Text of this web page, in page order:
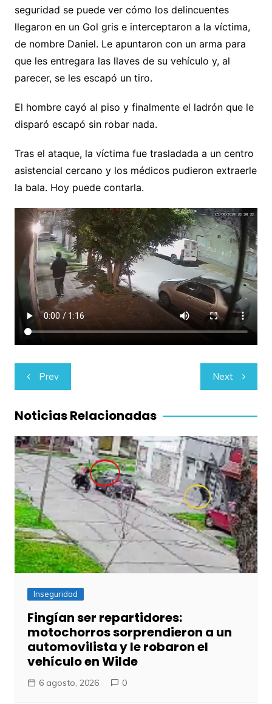
seguridad se puede ver cómo los delincuentes
llegaron en un Gol gris e interceptaron a la víctima,
de nombre Daniel. Le apuntaron con un arma para
que les entregara las llaves de su vehículo y, al
parecer, se les escapó un tiro.
El hombre cayó al piso y finalmente el ladrón que le
disparó escapó sin robar nada.
Tras el ataque, la víctima fue trasladada a un centro
asistencial cercano y los médicos pudieron extraerle
la bala. Hoy puede contarla.
Navegación
de
entradas
Prev Next
Noticias Relacionadas
Inseguridad
Fingían ser repartidores:
motochorros sorprendieron a un
automovilista y le robaron el
vehículo en Wilde
6 agosto, 2026 0